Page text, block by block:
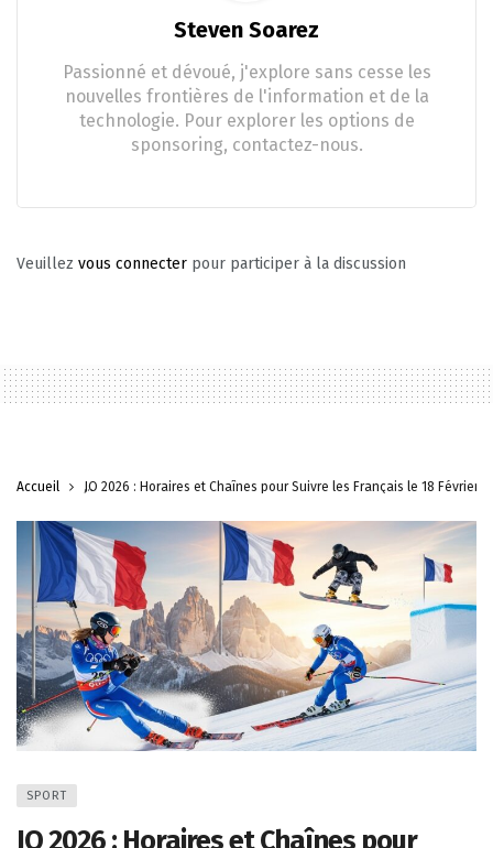
Steven Soarez
Passionné et dévoué, j'explore sans cesse les
nouvelles frontières de l'information et de la
technologie. Pour explorer les options de
sponsoring, contactez-nous.
Veuillez vous connecter pour participer à la discussion
Accueil JO 2026 : Horaires et Chaînes pour Suivre les Français le 18 Février
SPORT
JO 2026 : Horaires et Chaînes pour